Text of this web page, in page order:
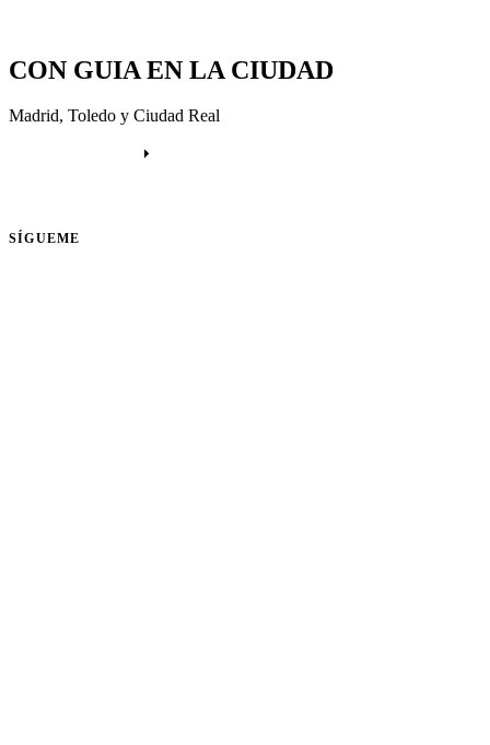
CON GUIA EN LA CIUDAD
Madrid, Toledo y Ciudad Real
SÍGUEME